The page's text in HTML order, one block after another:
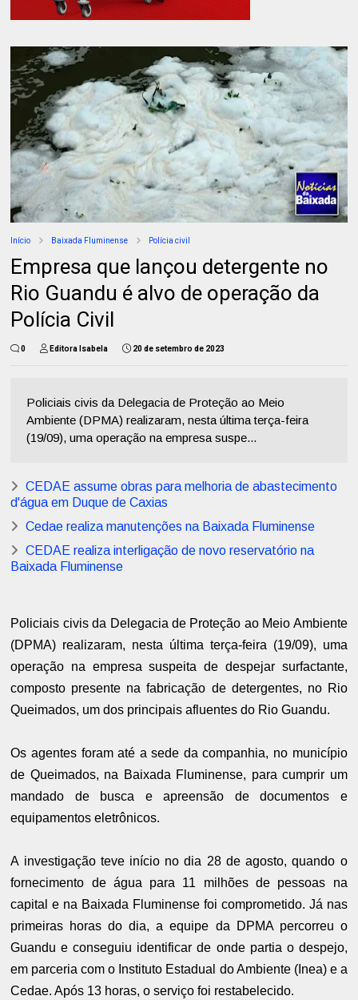
Início Baixada Fluminense Polícia civil
Empresa que lançou detergente no
Rio Guandu é alvo de operação da
Polícia Civil
0 Editora Isabela 20 de setembro de 2023
Policiais civis da Delegacia de Proteção ao Meio
Ambiente (DPMA) realizaram, nesta última terça-feira
(19/09), uma operação na empresa suspe...
CEDAE assume obras para melhoria de abastecimento
d'água em Duque de Caxias
Cedae realiza manutenções na Baixada Fluminense
CEDAE realiza interligação de novo reservatório na
Baixada Fluminense
Policiais civis da Delegacia de Proteção ao Meio Ambiente
(DPMA) realizaram, nesta última terça-feira (19/09), uma
operação na empresa suspeita de despejar surfactante,
composto presente na fabricação de detergentes, no Rio
Queimados, um dos principais afluentes do Rio Guandu.
Os agentes foram até a sede da companhia, no município
de Queimados, na Baixada Fluminense, para cumprir um
mandado de busca e apreensão de documentos e
equipamentos eletrônicos.
A investigação teve início no dia 28 de agosto, quando o
fornecimento de água para 11 milhões de pessoas na
capital e na Baixada Fluminense foi comprometido. Já nas
primeiras horas do dia, a equipe da DPMA percorreu o
Guandu e conseguiu identificar de onde partia o despejo,
em parceria com o Instituto Estadual do Ambiente (Inea) e a
Cedae. Após 13 horas, o serviço foi restabelecido.